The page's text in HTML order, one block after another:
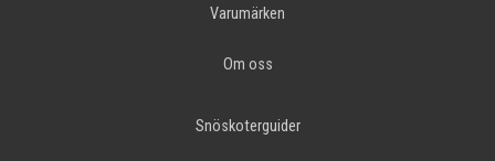
Varumärken
Om oss
Snöskoterguider